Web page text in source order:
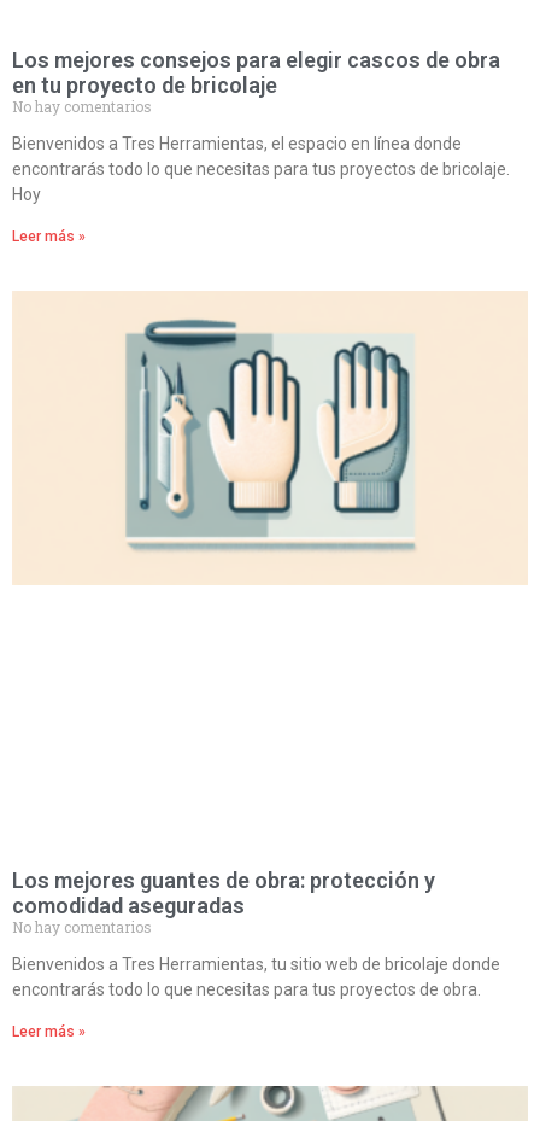
Los mejores consejos para elegir cascos de obra
en tu proyecto de bricolaje
No hay comentarios
Bienvenidos a Tres Herramientas, el espacio en línea donde
encontrarás todo lo que necesitas para tus proyectos de bricolaje.
Hoy
Leer más »
Los mejores guantes de obra: protección y
comodidad aseguradas
No hay comentarios
Bienvenidos a Tres Herramientas, tu sitio web de bricolaje donde
encontrarás todo lo que necesitas para tus proyectos de obra.
Leer más »